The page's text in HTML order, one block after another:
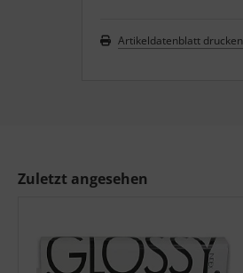
Artikeldatenblatt drucken
Zuletzt angesehen